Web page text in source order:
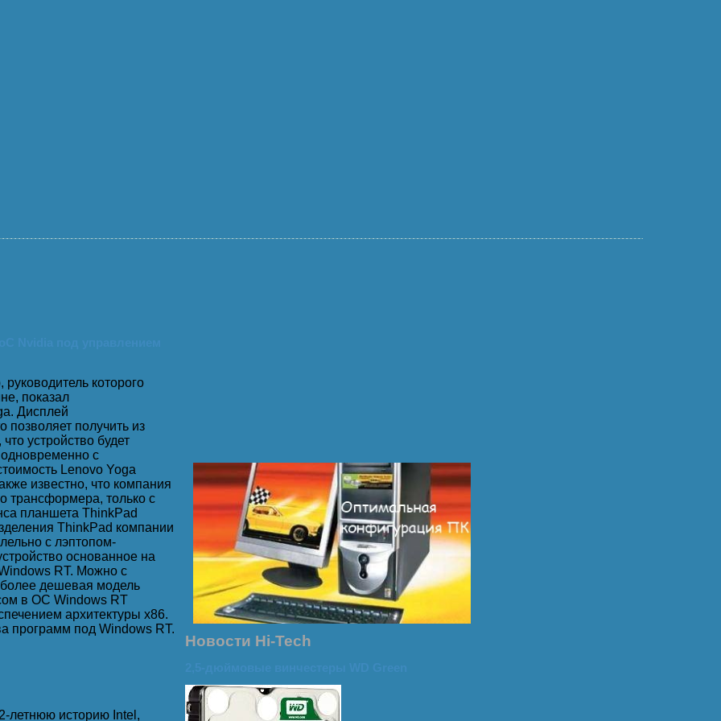
будет свернут.
ведь я её варить nocтaвил!
- опппа! Бухгалтерия!!!
которого
показал
Дисплей
позволяет получить из
устройство будет
с
Lenovo Yoga
известно, что компания
трансформера, только с
планшета ThinkPad
ThinkPad компании
с лэптопом-
основанное на
RT. Можно с
дешевая модель
в ОС Windows RT
архитектуры x86.
программ под Windows RT.
летнюю историю Intel,
Новости Hi-Tech